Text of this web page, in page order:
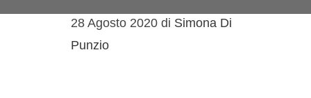
28 Agosto 2020 di Simona Di
Punzio